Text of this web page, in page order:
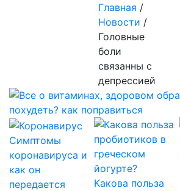
Главная /
Новости /
Головные
боли
связанны с
депрессией
Симптомы
коронавируса и
как он
передается
Какова польза